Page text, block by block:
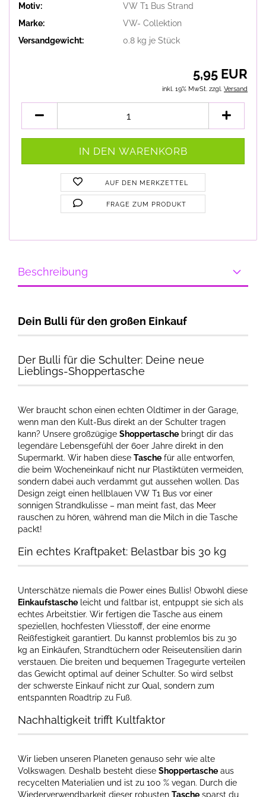
Motiv:
VW T1 Bus Strand
Marke:
VW- Collektion
Versandgewicht:
0.8kg je Stück
5,95 EUR
inkl. 19% MwSt. zzgl. Versand
AUF DEN MERKZETTEL
FRAGE ZUM PRODUKT
Beschreibung
Dein Bulli für den großen Einkauf
Der Bulli für die Schulter: Deine neue
Lieblings-Shoppertasche
Wer braucht schon einen echten Oldtimer in der Garage,
wenn man den Kult-Bus direkt an der Schulter tragen
kann? Unsere großzügige Shoppertasche bringt dir das
legendäre Lebensgefühl der 60er Jahre direkt in den
Supermarkt. Wir haben diese Tasche für alle entworfen,
die beim Wocheneinkauf nicht nur Plastiktüten vermeiden,
sondern dabei auch verdammt gut aussehen wollen. Das
Design zeigt einen hellblauen VW T1 Bus vor einer
sonnigen Strandkulisse – man meint fast, das Meer
rauschen zu hören, während man die Milch in die Tasche
packt!
Ein echtes Kraftpaket: Belastbar bis 30 kg
Unterschätze niemals die Power eines Bullis! Obwohl diese
Einkaufstasche leicht und faltbar ist, entpuppt sie sich als
echtes Arbeitstier. Wir fertigen die Tasche aus einem
speziellen, hochfesten Vliesstoff, der eine enorme
Reißfestigkeit garantiert. Du kannst problemlos bis zu 30
kg an Einkäufen, Strandtüchern oder Reiseutensilien darin
verstauen. Die breiten und bequemen Tragegurte verteilen
das Gewicht optimal auf deiner Schulter. So wird selbst
der schwerste Einkauf nicht zur Qual, sondern zum
entspannten Roadtrip zu Fuß.
Nachhaltigkeit trifft Kultfaktor
Wir lieben unseren Planeten genauso sehr wie alte
Volkswagen. Deshalb besteht diese Shoppertasche aus
recycelten Materialien und ist zu 100 % vegan. Durch die
Wiederverwendbarkeit dieser robusten Tasche sparst du